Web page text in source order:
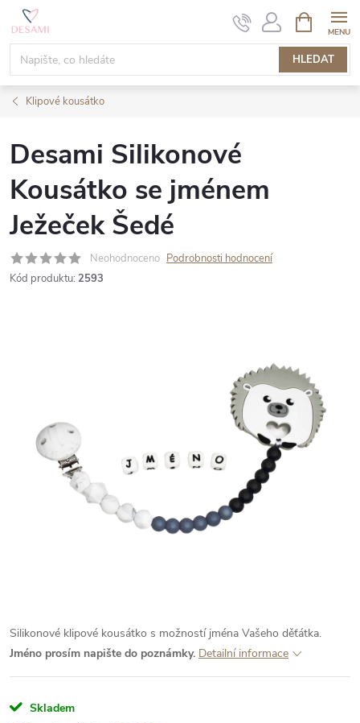
Přejít
obsah
HLEDAT
NÁKUPNÍ
KOŠÍK
Klipové kousátko
Desami Silikonové
Kousátko se jménem
Ježeček Šedé
Neohodnoceno Podrobnosti hodnocení
Kód produktu: 2593
Silikonové klipové kousátko s možností jména Vašeho děťátka.
Jméno prosím napište do poznámky. Detailní informace
Skladem